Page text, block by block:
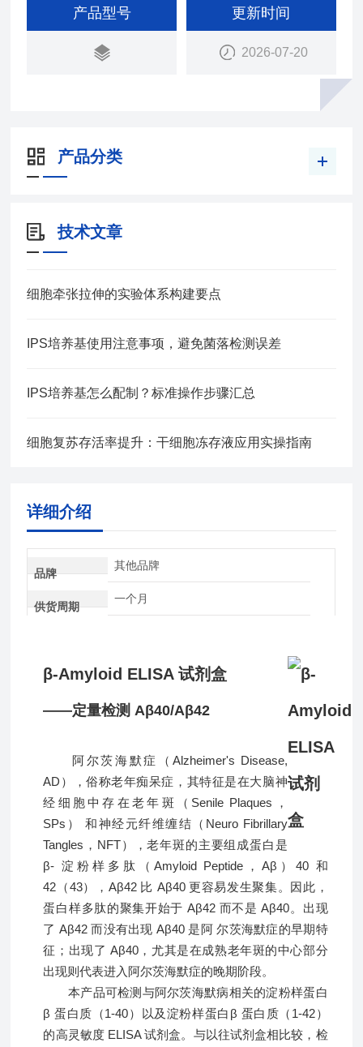
主要组成蛋白是 β- 淀粉样多肽（Amyloid Peptide，
Aβ）40 和 42（43），Aβ42 比 Aβ40 更容易发生聚
产品型号 更新时间
2026-07-20
产品分类
技术文章
细胞牵张拉伸的实验体系构建要点
IPS培养基使用注意事项，避免菌落检测误差
IPS培养基怎么配制？标准操作步骤汇总
细胞复苏存活率提升：干细胞冻存液应用实操指南
详细介绍
品牌
其他品牌
供货周期
一个月
β-Amyloid ELISA 试剂盒
——定量检测 Aβ40/Aβ42
阿尔茨海默症（Alzheimer's Disease,
AD），俗称老年痴呆症，其特征是在大脑神
经细胞中存在老年斑（Senile Plaques，
SPs） 和神经元纤维缠结（Neuro Fibrillary
Tangles，NFT），老年斑的主要组成蛋白是
β- 淀粉样多肽（Amyloid Peptide，Aβ）40 和
42（43），Aβ42 比 Aβ40 更容易发生聚集。因此，
蛋白样多肽的聚集开始于 Aβ42 而不是 Aβ40。出现
了 Aβ42 而没有出现 Aβ40 是阿 尔茨海默症的早期特
征；出现了 Aβ40，尤其是在成熟老年斑的中心部分
出现则代表进入阿尔茨海默症的晚期阶段。
本产品可检测与阿尔茨海默病相关的淀粉样蛋白
β 蛋白质（1-40）以及淀粉样蛋白β 蛋白质（1-42）
的高灵敏度 ELISA 试剂盒。与以往试剂盒相比较，检